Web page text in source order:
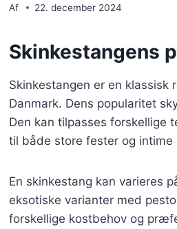
Af 22. december 2024
Skinkestangens
Skinkestangen er en
Danmark. Dens popularitet
Den kan tilpasses forskellige
til både store fester og intime
En skinkestang kan varieres
eksotiske varianter med
forskellige kostbehov og